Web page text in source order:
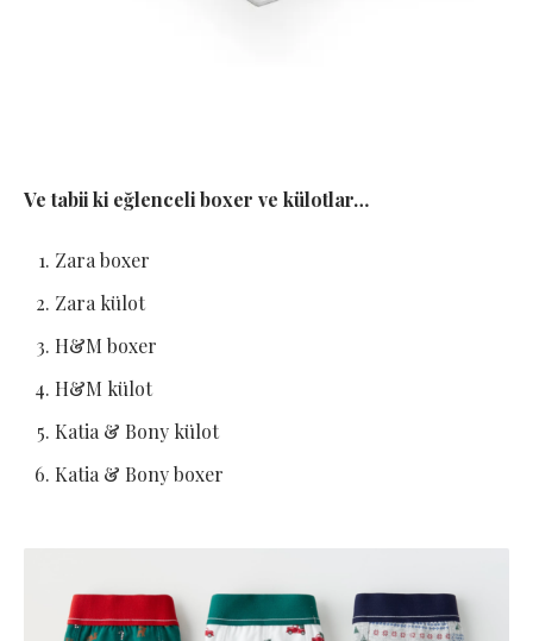
Ve tabii ki eğlenceli boxer ve külotlar…
Zara boxer
Zara külot
H&M boxer
H&M külot
Katia & Bony külot
Katia & Bony boxer